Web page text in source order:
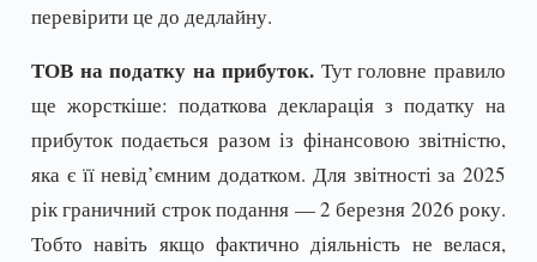
перевірити це до дедлайну.
ТОВ на податку на прибуток. Тут головне правило
ще жорсткіше: податкова декларація з податку на
прибуток подається разом із фінансовою звітністю,
яка є її невід’ємним додатком. Для звітності за 2025
рік граничний строк подання — 2 березня 2026 року.
Тобто навіть якщо фактично діяльність не велася,